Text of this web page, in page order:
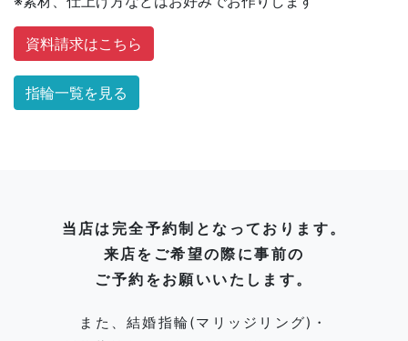
資料請求はこちら
指輪一覧を見る
当店は完全予約制となっております。
来店をご希望の際に事前の
ご予約をお願いいたします。
また、結婚指輪(マリッジリング)・